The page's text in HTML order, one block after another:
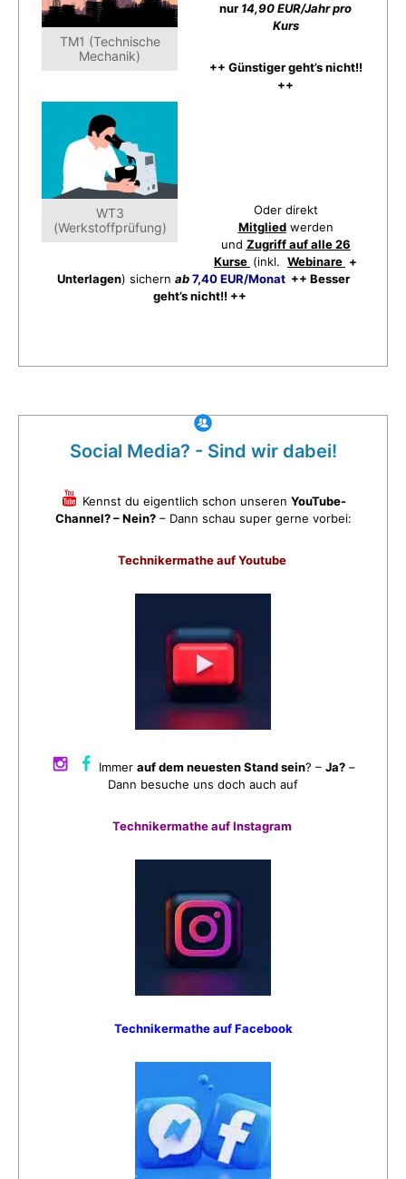
TM1 (Technische
Mechanik)
WT3
(Werkstoffprüfung)
nur 14,90 EUR/Jahr pro
Kurs
++ Günstiger geht’s nicht!!
++
Oder direkt
Mitgliedwerden
und Zugriff auf alle 26
Kurse (inkl. Webinare +
Unterlagen) sichern ab7,40 EUR/Monat++ Besser
geht’s nicht!! ++
Social Media? - Sind wir dabei!
Kennst du eigentlich schon unseren YouTube-
Channel? – Nein?– Dann schau super gerne vorbei:
Technikermathe auf Youtube
Immerauf dem neuesten Stand sein? –Ja? –
Dann besuche uns doch auch auf
Technikermathe auf Instagram
Technikermathe auf Facebook